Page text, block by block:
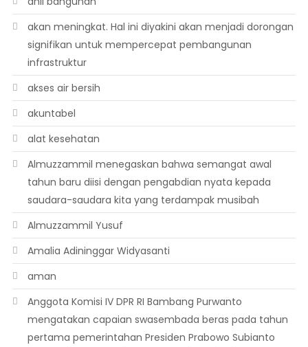
akan meningkat. Hal ini diyakini akan menjadi dorongan
signifikan untuk mempercepat pembangunan
infrastruktur
akses air bersih
akuntabel
alat kesehatan
Almuzzammil menegaskan bahwa semangat awal
tahun baru diisi dengan pengabdian nyata kepada
saudara-saudara kita yang terdampak musibah
Almuzzammil Yusuf
Amalia Adininggar Widyasanti
aman
Anggota Komisi IV DPR RI Bambang Purwanto
mengatakan capaian swasembada beras pada tahun
pertama pemerintahan Presiden Prabowo Subianto